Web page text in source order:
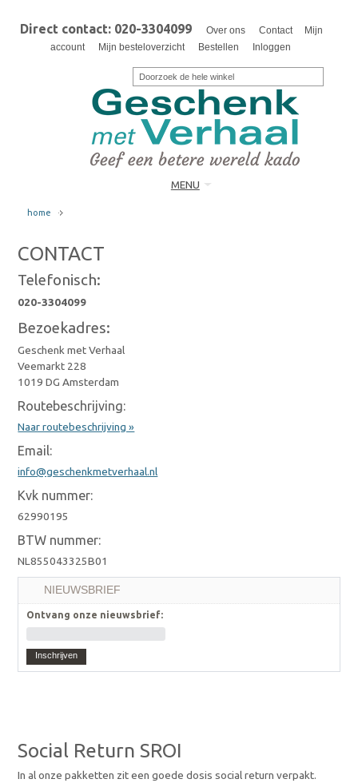
Direct contact: 020-3304099 Over ons Contact
Mijn
account
Mijn besteloverzicht Bestellen Inloggen
MENU
home
Social Return SROI
In al onze pakketten zit een goede dosis social return verpakt.
CONTACT
Telefonisch:
020-3304099
Bezoekadres:
Geschenk met Verhaal
Veemarkt 228
1019 DG Amsterdam
Routebeschrijving:
Naar routebeschrijving »
Email:
info@geschenkmetverhaal.nl
Kvk nummer:
62990195
BTW nummer:
NL855043325B01
NIEUWSBRIEF
Ontvang onze nieuwsbrief:
Inschrijven